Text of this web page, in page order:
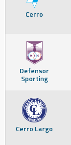
Cerro
Defensor
Sporting
Cerro Largo